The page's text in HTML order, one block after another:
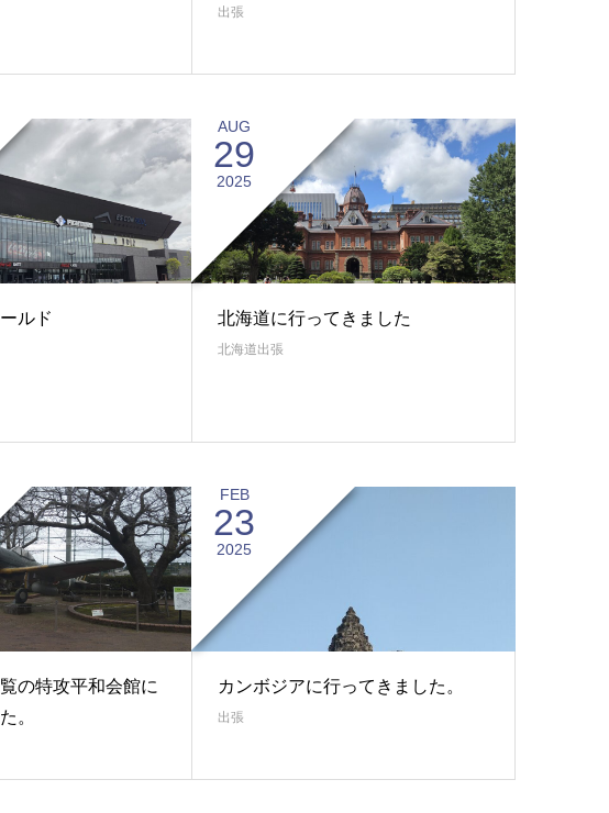
出張
ルド
AUG
29
2025
北海道に行ってきました
北海道出張
の特攻平和会館に
。
FEB
23
2025
カンボジアに行ってきました。
出張